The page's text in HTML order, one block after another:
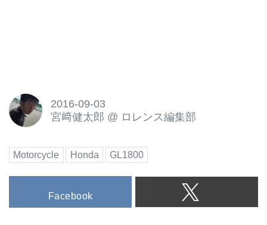
2016-09-03
宮﨑健太郎 @ ロレンス編集部
Motorcycle Honda GL1800
Facebook